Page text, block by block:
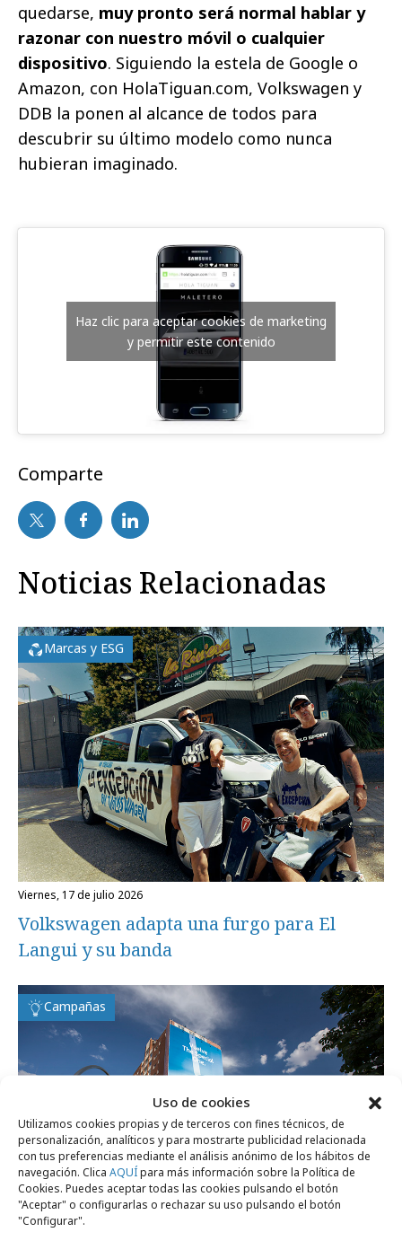
Uso de cookies
Utilizamos cookies propias y de terceros con fines técnicos, de
personalización, analíticos y para mostrarte publicidad relacionada
con tus preferencias mediante el análisis anónimo de los hábitos de
navegación. Clica AQUÍpara más información sobre la Política de
Cookies. Puedes aceptar todas las cookies pulsando el botón
"Aceptar" o configurarlas o rechazar su uso pulsando el botón
"Configurar".
quedarse, muy pronto será normal hablar y
razonar con nuestro móvil o cualquier
dispositivo. Siguiendo la estela de Google o
Amazon, con HolaTiguan.com, Volkswagen y
DDB la ponen al alcance de todos para
descubrir su último modelo como nunca
hubieran imaginado.
Haz clic para aceptar cookies de marketing
y permitir este contenido
Comparte
Noticias Relacionadas
Marcas y ESG
viernes, 17 de julio 2026
Volkswagen adapta una furgo para El
Langui y su banda
Campañas